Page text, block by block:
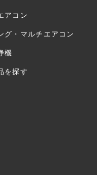
アコン
グ・マルチエアコン
機
を探す